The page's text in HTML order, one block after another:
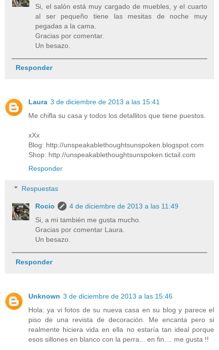
Si, el salón está muy cargado de muebles, y el cuarto
al ser pequeño tiene las mesitas de noche muy
pegadas a la cama.
Gracias por comentar.
Un besazo.
Responder
Laura 3 de diciembre de 2013 a las 15:41
Me chifla su casa y todos los detallitos que tiene puestos.
xXx
Blog: http://unspeakablethoughtsunspoken.blogspot.com
Shop: http://unspeakablethoughtsunspoken.tictail.com
Responder
Respuestas
Rocio
4 de diciembre de 2013 a las 11:49
Si, a mi también me gusta mucho.
Gracias por comentar Laura.
Un besazo.
Responder
Unknown 3 de diciembre de 2013 a las 15:46
Hola: ya vi fotos de su nueva casa en su blog y parece el
piso de una revista de decoración. Me encanta pero si
realmente hiciera vida en ella no estaría tan ideal porque
esos sillones en blanco con la perra... en fin.... me gusta !!